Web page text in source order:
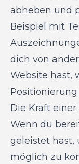
abheben und
Beispiel mit
dich von
Website hast,
Die Kraft
Wenn du
geleistet hast,
möglich zu